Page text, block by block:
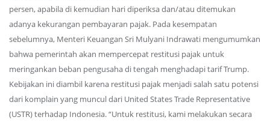
persen, apabila di kemudian hari diperiksa dan/atau ditemukan
adanya kekurangan pembayaran pajak. Pada kesempatan
sebelumnya, Menteri Keuangan Sri Mulyani Indrawati mengumumkan
bahwa pemerintah akan mempercepat restitusi pajak untuk
meringankan beban pengusaha di tengah menghadapi tarif Trump.
Kebijakan ini diambil karena restitusi pajak menjadi salah satu potensi
dari komplain yang muncul dari United States Trade Representative
(USTR) terhadap Indonesia. “Untuk restitusi, kami melakukan secara